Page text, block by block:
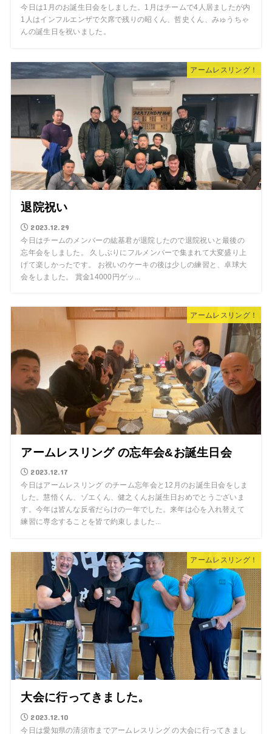
今日は1月のお誕生日会をしました。1月はチームで4人居ましたが内
1人はインフルエンザで欠席で残りの昭くん、哲史くん、みゅうちゃ
んの誕生日を祝いました。
アームレスリング！
退院祝い
2023.12.29
今日はチームのメンバーの紘基君が退院したので退院祝いと最後の
忘年会をしました。 久しぶりにフルメンバーで集まれて大変盛り上
げて楽しかったです。 お祝いのケーキの後は少しの練習と、卓球大
会をしました。 賞金14000円ゲッ...
アームレスリング！
アームレスリング の忘年会&お誕生日会
2023.12.17
今日はアームレスリング のチーム忘年会と12月のお誕生日会をしま
した。慧悟くん、ゾエくん、健之くんお誕生日おめでとうございま
す。今年は皆んな反省だらけの一年でした。来年は心を入れ替えて
練習に専念することを皆で約束しました...
アームレスリング！
大会に行ってきました。
2023.12.10
今日は愛知県の清須市までアームレスリング の大会に行ってきまし